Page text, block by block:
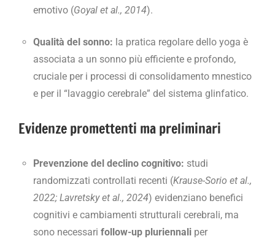
emotivo (Goyal et al., 2014).
Qualità del sonno: la pratica regolare dello yoga è
associata a un sonno più efficiente e profondo,
cruciale per i processi di consolidamento mnestico
e per il “lavaggio cerebrale” del sistema glinfatico.
Evidenze promettenti ma preliminari
Prevenzione del declino cognitivo: studi
randomizzati controllati recenti (Krause-Sorio et al.,
2022; Lavretsky et al., 2024) evidenziano benefici
cognitivi e cambiamenti strutturali cerebrali, ma
sono necessari follow-up pluriennali per